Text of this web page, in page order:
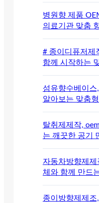
병원향 제품
의료기관 맞춤
# 종이디퓨저제
함께 시작하는
섬유향수베이스
알아보는 맞춤
탈취제제작,
는 깨끗한 공기
자동차방향제제
체와 함께 만드
종이방향제제조